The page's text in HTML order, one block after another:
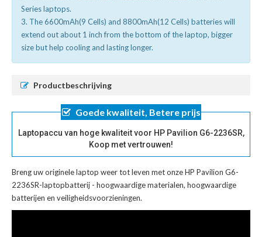
Series laptops.
3. The 6600mAh(9 Cells) and 8800mAh(12 Cells) batteries will
extend out about 1 inch from the bottom of the laptop, bigger
size but help cooling and lasting longer.
Productbeschrijving
Goede kwaliteit, Betere prijs
Laptopaccu van hoge kwaliteit voor HP Pavilion G6-2236SR,
Koop met vertrouwen!
Breng uw originele laptop weer tot leven met onzeHP Pavilion G6-
2236SR-laptopbatterij - hoogwaardige materialen, hoogwaardige
batterijen en veiligheidsvoorzieningen.